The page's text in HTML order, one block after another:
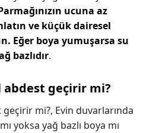
ucuna az
ve küçük dairesel
Eğer boya yumuşarsa su
bazlıdır.
abdest geçirir mi?
geçirir mi?, Evin duvarlarında
yoksa yağ bazlı boya mı